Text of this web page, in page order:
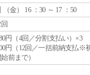
（金） 16 ：30 ～ 17 ：50
円（4回／分割支払い）×3
円（12回／一括前納支払※
前まで）